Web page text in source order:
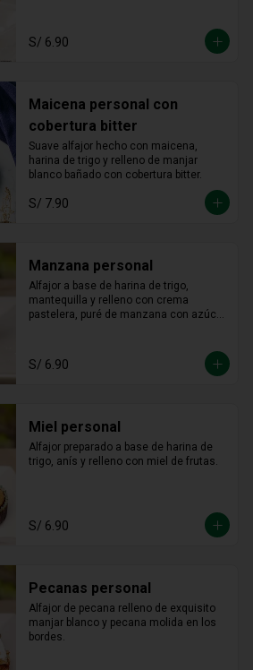
S/ 6.90
Maicena personal con
cobertura bitter
Suave alfajor hecho con maicena,
harina de trigo y relleno de manjar
blanco bañado con cobertura bitter.
S/ 7.90
Manzana personal
Alfajor a base de harina de trigo,
mantequilla y relleno con crema
pastelera, puré de manzana con azúcar
S/ 6.90
Miel personal
Alfajor preparado a base de harina de
trigo, anís y relleno con miel de frutas.
S/ 6.90
Pecanas personal
Alfajor de pecana relleno de exquisito
manjar blanco y pecana molida en los
bordes.